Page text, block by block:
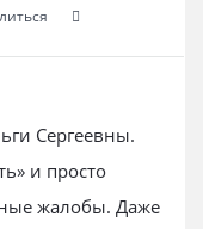
Сергеевны.
и просто
жалобы. Даже